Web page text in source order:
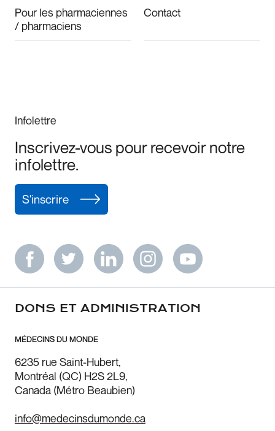
Pour les pharmaciennes
/ pharmaciens
Contact
Infolettre
Inscrivez-vous pour recevoir notre
infolettre.
S'inscrire
DONS ET ADMINISTRATION
MÉDECINS DU MONDE
6235 rue Saint-Hubert,
Montréal (QC) H2S 2L9,
Canada (Métro Beaubien)
info@medecinsdumonde.ca